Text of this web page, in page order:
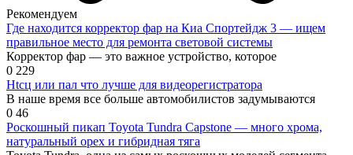
Рекомендуем
Где находится корректор фар на Киа Спортейдж 3 — ищем
правильное место для ремонта световой системы
Корректор фар — это важное устройство, которое
0 229
Нtсц или пал что лучше для видеорегистратора
В наше время все больше автомобилистов задумываются
0 46
Роскошный пикап Toyota Tundra Capstone — много хрома,
натуральный орех и гибридная тяга